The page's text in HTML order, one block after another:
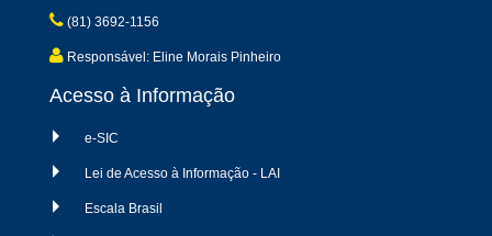
(81) 3692-1156
Responsável: Eline Morais Pinheiro
Acesso à Informação
e-SIC
Lei de Acesso à Informação - LAI
Escala Brasil